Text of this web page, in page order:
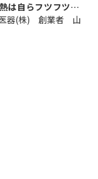
は自らフツフツと
くるもの...
医器(株) 創業者 山